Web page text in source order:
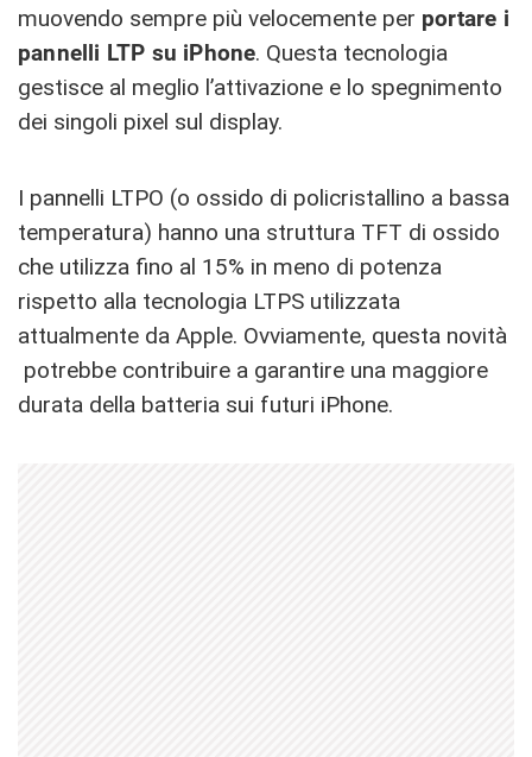
muovendo sempre più velocemente per portare i
pannelli LTP su iPhone. Questa tecnologia
gestisce al meglio l’attivazione e lo spegnimento
dei singoli pixel sul display.
I pannelli LTPO (o ossido di policristallino a bassa
temperatura) hanno una struttura TFT di ossido
che utilizza fino al 15% in meno di potenza
rispetto alla tecnologia LTPS utilizzata
attualmente da Apple. Ovviamente, questa novità
potrebbe contribuire a garantire una maggiore
durata della batteria sui futuri iPhone.